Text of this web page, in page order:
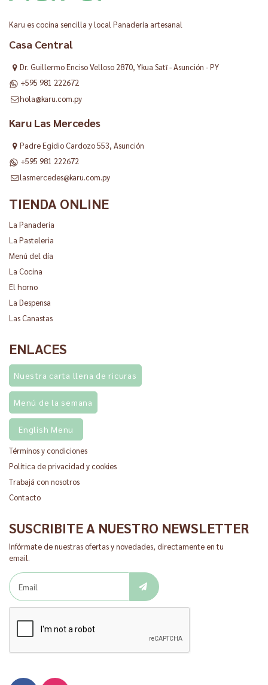
Karu es cocina sencilla y local Panadería artesanal
Casa Central
Dr. Guillermo Enciso Velloso 2870, Ykua Satĩ - Asunción - PY
+595 981 222672
hola@karu.com.py
Karu Las Mercedes
Padre Egidio Cardozo 553, Asunción
+595 981 222672
lasmercedes@karu.com.py
TIENDA ONLINE
La Panaderia
La Pasteleria
Menú del día
La Cocina
El horno
La Despensa
Las Canastas
ENLACES
Nuestra carta llena de ricuras
Menú de la semana
English Menu
Términos y condiciones
Política de privacidad y cookies
Trabajá con nosotros
Contacto
SUSCRIBITE A NUESTRO NEWSLETTER
Infórmate de nuestras ofertas y novedades, directamente en tu
email.